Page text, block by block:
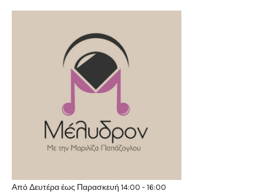
Από Δευτέρα έως Παρασκευή 14:00 - 16:00